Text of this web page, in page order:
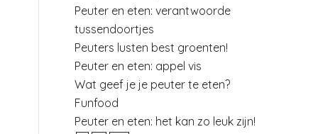
Peuter en eten: verantwoorde
tussendoortjes
Peuters lusten best groenten!
Peuter en eten: appel vis
Wat geef je je peuter te eten?
Funfood
Peuter en eten: het kan zo leuk zijn!